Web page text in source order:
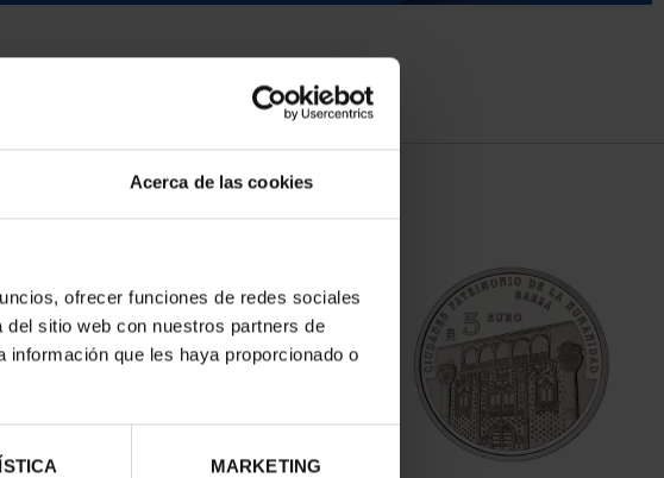
Acerca de las cookies
ofrecer funciones de redes sociales
sitio web con nuestros partners de
que les haya proporcionado o
MARKETING